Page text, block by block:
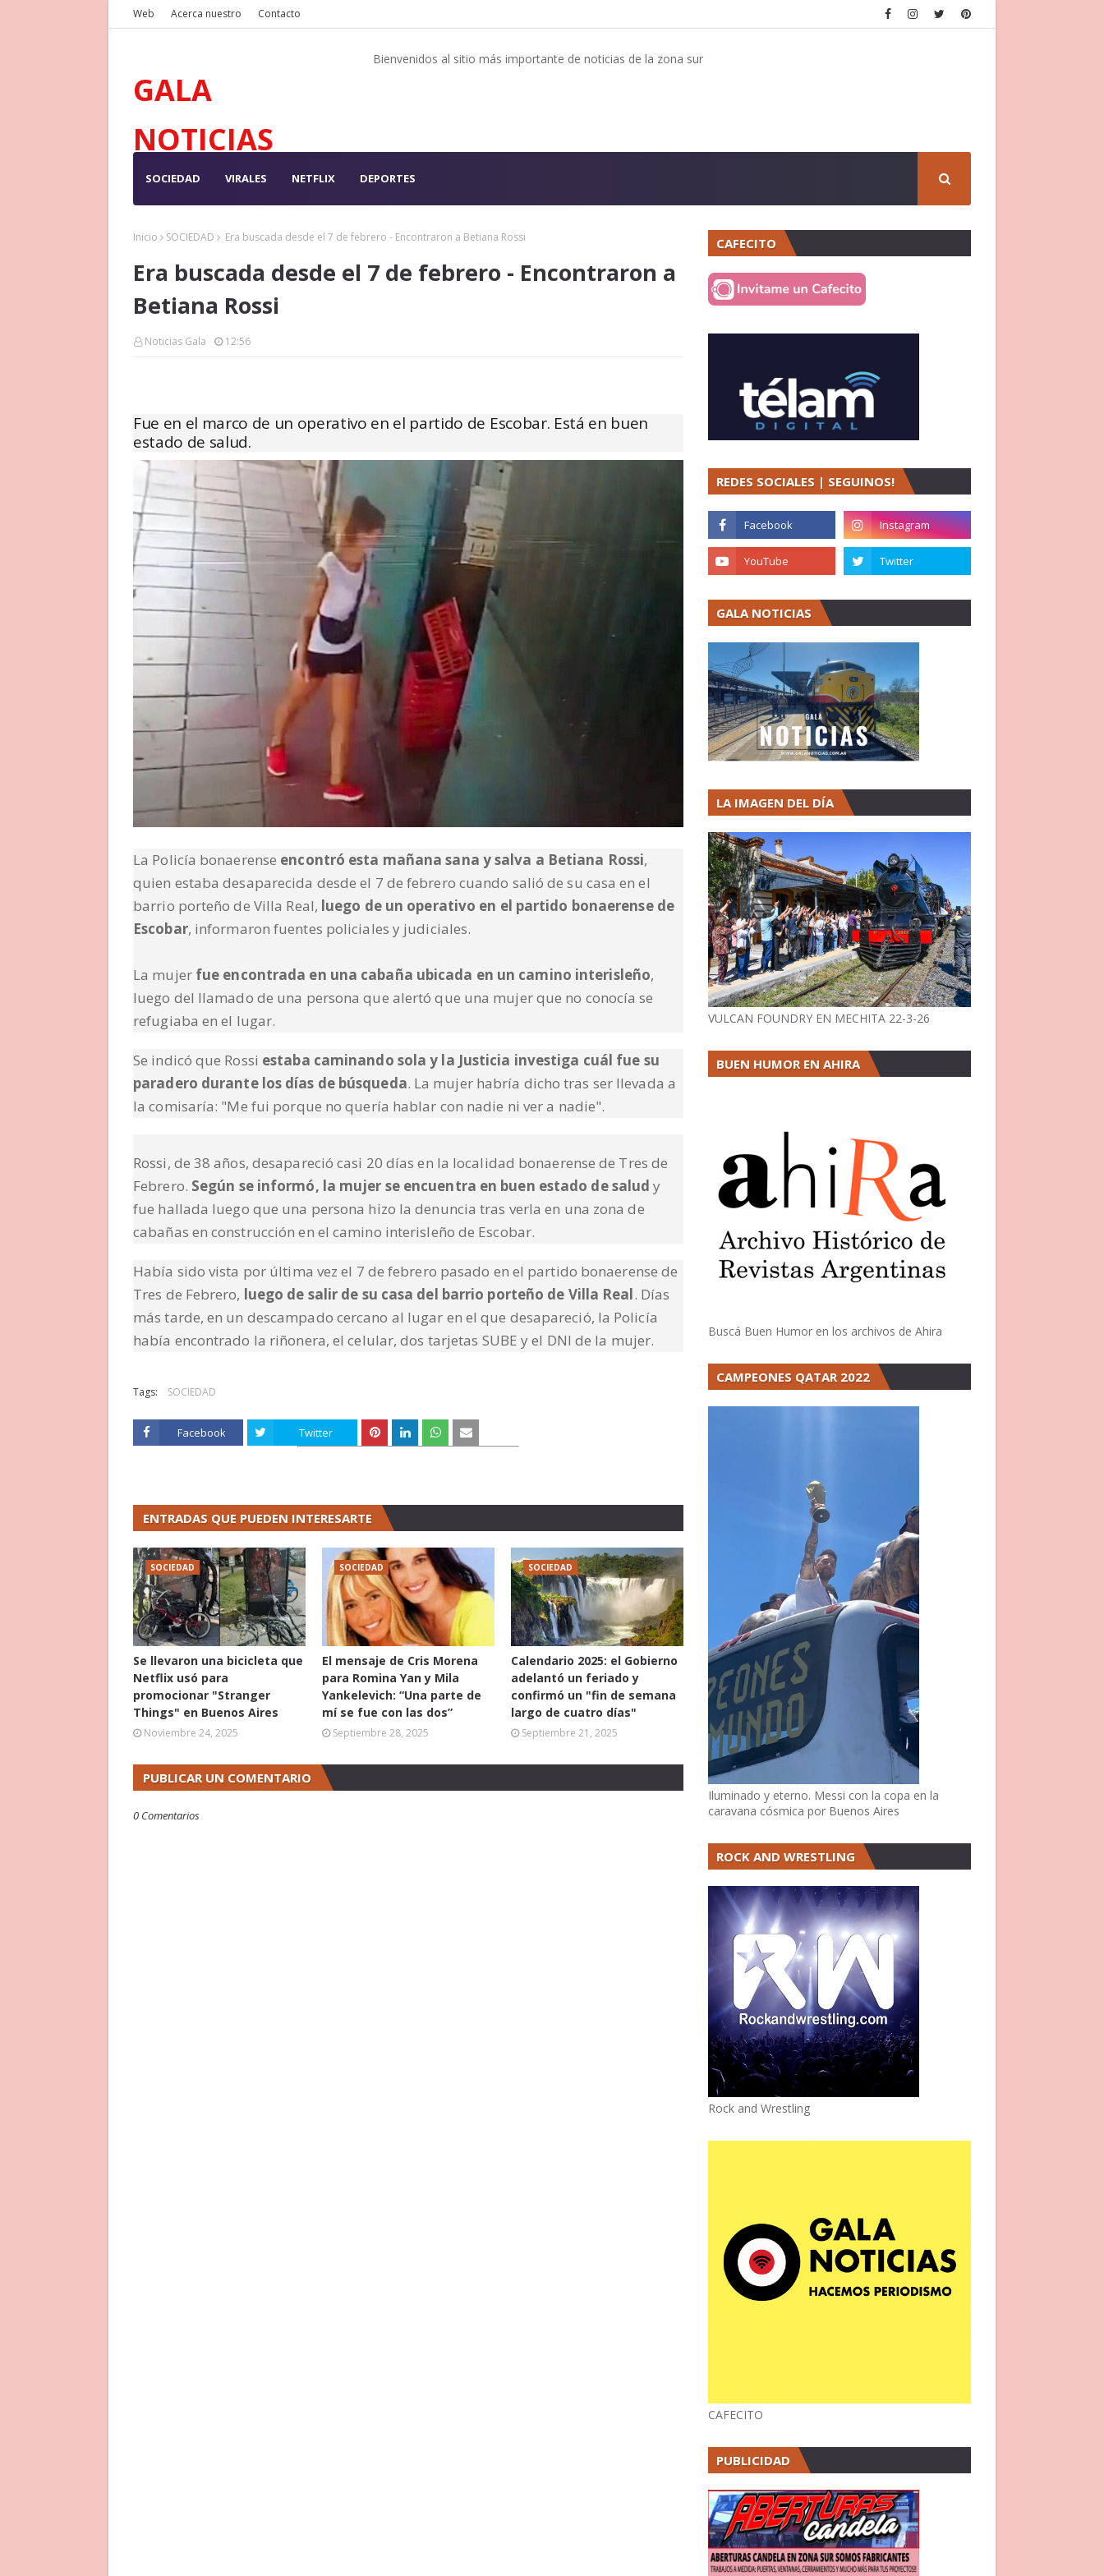
Web Acerca nuestro Contacto
GALA
NOTICIAS
Bienvenidos al sitio más importante de noticias de la zona sur
SOCIEDAD VIRALES NETFLIX DEPORTES
Inicio SOCIEDAD Era buscada desde el 7 de febrero - Encontraron a Betiana Rossi
Era buscada desde el 7 de febrero - Encontraron a
Betiana Rossi
Noticias Gala 12:56
Fue en el marco de un operativo en el partido de Escobar. Está en buen
estado de salud.
La Policía bonaerense encontró esta mañana sana y salva a Betiana Rossi,
quien estaba desaparecida desde el 7 de febrero cuando salió de su casa en el
barrio porteño de Villa Real, luego de un operativo en el partido bonaerense de
Escobar, informaron fuentes policiales y judiciales.
La mujerfue encontrada en una cabaña ubicada en un camino interisleño,
luego del llamado de una persona que alertó que una mujer que no conocía se
refugiaba en el lugar.
Se indicó que Rossi estaba caminando sola y la Justicia investiga cuál fue su
paradero durante los días de búsqueda. La mujer habría dicho tras ser llevada a
la comisaría: "Me fui porque no quería hablar con nadie ni ver a nadie".
Rossi, de 38 años, desapareció casi 20 días en la localidad bonaerense de Tres de
Febrero. Según se informó, la mujer se encuentra en buen estado de salud y
fue hallada luego que una persona hizo la denuncia tras verla en una zona de
cabañas en construcción en el camino interisleño de Escobar.
Había sido vista por última vez el 7 de febrero pasado en el partido bonaerense de
Tres de Febrero, luego de salir de su casa del barrio porteño de Villa Real. Días
más tarde, en un descampado cercano al lugar en el que desapareció, la Policía
había encontrado la riñonera, el celular, dos tarjetas SUBE y el DNI de la mujer.
Tags: SOCIEDAD
Facebook Twitter
ENTRADAS QUE PUEDEN INTERESARTE
SOCIEDAD
Se llevaron una bicicleta que
Netflix usó para
promocionar "Stranger
Things" en Buenos Aires
Noviembre 24, 2025
SOCIEDAD
El mensaje de Cris Morena
para Romina Yan y Mila
Yankelevich: “Una parte de
mí se fue con las dos”
Septiembre 28, 2025
SOCIEDAD
Calendario 2025: el Gobierno
adelantó un feriado y
confirmó un "fin de semana
largo de cuatro días"
Septiembre 21, 2025
PUBLICAR UN COMENTARIO
0 Comentarios
CAFECITO
REDES SOCIALES | SEGUINOS!
GALA NOTICIAS
LA IMAGEN DEL DÍA
VULCAN FOUNDRY EN MECHITA 22-3-26
BUEN HUMOR EN AHIRA
Buscá Buen Humor en los archivos de Ahira
CAMPEONES QATAR 2022
Iluminado y eterno. Messi con la copa en la
caravana cósmica por Buenos Aires
ROCK AND WRESTLING
Rock and Wrestling
CAFECITO
PUBLICIDAD